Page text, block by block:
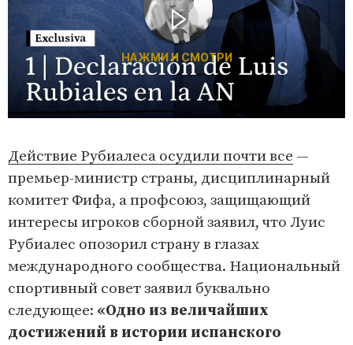
НАЖМИ И СМОТРИ
Действие Рубиалеса осудили почти все —
премьер-министр страны, дисциплинарный
комитет Фифа, а профсоюз, защищающий
интересы игроков сборной заявил, что Луис
Рубиалес опозорил страну в глазах
международного сообщества. Национальный
спортивный совет заявил буквально
следующее: «Одно из величайших
достижений в истории испанского